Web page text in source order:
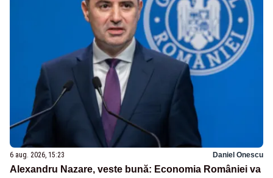
6 aug. 2026, 15:23 Daniel Onescu
Alexandru Nazare, veste bună: Economia României va